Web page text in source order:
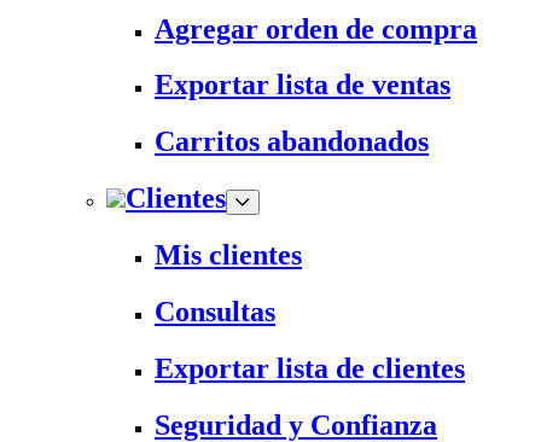
Agregar orden de compra
Exportar lista de ventas
Carritos abandonados
Clientes
Mis clientes
Consultas
Exportar lista de clientes
Seguridad y Confianza